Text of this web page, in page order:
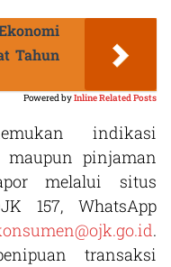
Tahun
Powered byInline Related Posts
indikasi
pinjaman
melalui situs
157, WhatsApp
.
transaksi